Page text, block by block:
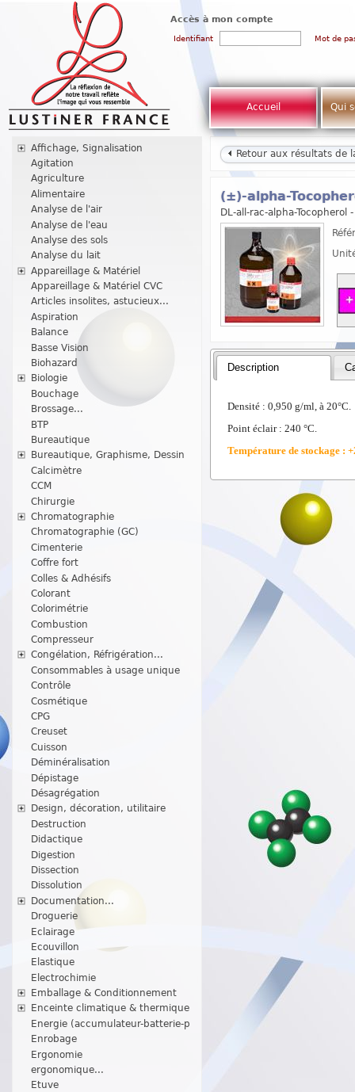
Accès à mon compte
Identifiant Mot de
Accueil Qui
Affichage, Signalisation
Agitation
Agriculture
Alimentaire
Analyse de l'air
Analyse de l'eau
Analyse des sols
Analyse du lait
Appareillage & Matériel
Appareillage & Matériel CVC
Articles insolites, astucieux...
Aspiration
Balance
Basse Vision
Biohazard
Biologie
Bouchage
Brossage...
BTP
Bureautique
Bureautique, Graphisme, Dessin
Calcimètre
CCM
Chirurgie
Chromatographie
Chromatographie (GC)
Cimenterie
Coffre fort
Colles & Adhésifs
Colorant
Colorimétrie
Combustion
Compresseur
Congélation, Réfrigération...
Consommables à usage unique
Contrôle
Cosmétique
CPG
Creuset
Cuisson
Déminéralisation
Dépistage
Désagrégation
Design, décoration, utilitaire
Destruction
Didactique
Digestion
Dissection
Dissolution
Documentation...
Droguerie
Eclairage
Ecouvillon
Elastique
Electrochimie
Emballage & Conditionnement
Enceinte climatique & thermique
Energie (accumulateur-batterie-p
Enrobage
Ergonomie
ergonomique...
Etuve
Retour aux résultats de
(±)-alpha-
DL-all-rac-alpha-Tocopherol
Description
Densité : 0,950 g/ml, à 20°C.
Point éclair : 240 °C.
Température de stockage :